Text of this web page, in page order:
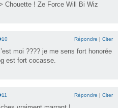
Chouette ! Ze Force Will Bi Wiz
Répondre | Citer
moi ???? je me sens fort honorée
est fort cocasse.
Répondre | Citer